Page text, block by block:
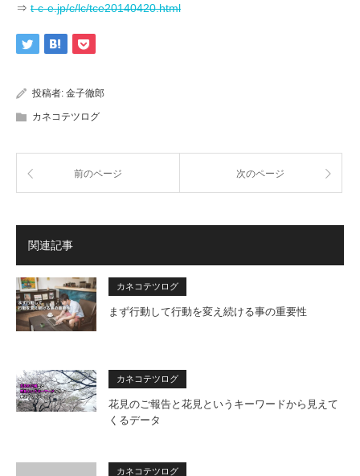
⇒ t-c-e.jp/c/lc/tce20140420.html
投稿者: 金子徹郎
カネコテツログ
前のページ 次のページ
関連記事
カネコテツログ
まず行動して行動を変え続ける事の重要性
カネコテツログ
花見のご報告と花見というキーワードから見えて
くるデータ
カネコテツログ